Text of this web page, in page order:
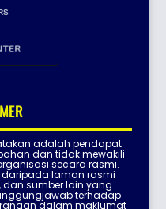
adalah pendapat
dan tidak mewakili
secara rasmi.
laman rasmi
dan sumber lain yang
terhadap
dalam maklumat